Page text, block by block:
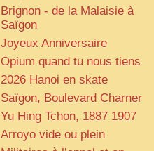
Brignon - de la Malaisie à
Saïgon
Joyeux Anniversaire
Opium quand tu nous tiens
2026 Hanoi en skate
Saïgon, Boulevard Charner
Yu Hing Tchon, 1887 1907
Arroyo vide ou plein